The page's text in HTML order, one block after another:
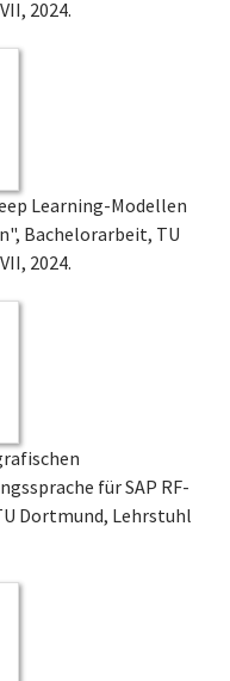
2024.
Learning-Modellen
Bachelorarbeit, TU
2024.
für SAP RF-
Dortmund, Lehrstuhl